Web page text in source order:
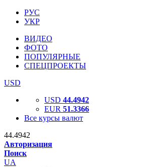
РУС
УКР
ВИДЕО
ФОТО
ПОПУЛЯРНЫЕ
СПЕЦПРОЕКТЫ
USD
USD 44.4942
EUR 51.3366
Все курсы валют
44.4942
Авторизация
Поиск
UA